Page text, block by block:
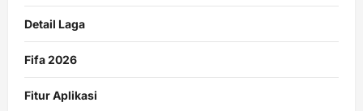
Detail Laga
Fifa 2026
Fitur Aplikasi